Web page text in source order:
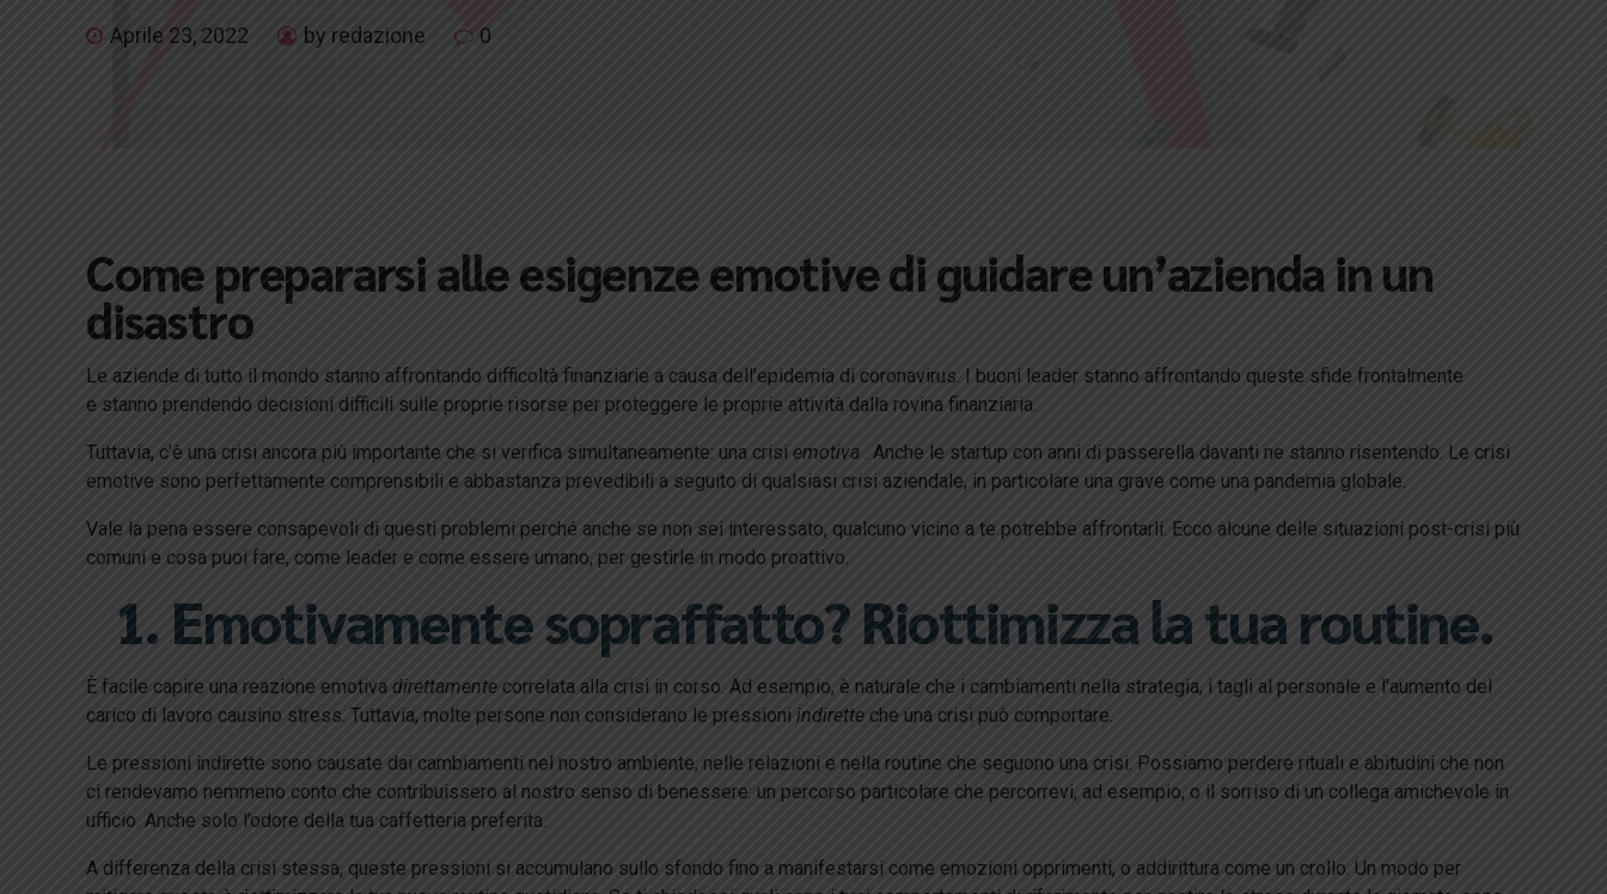
Aprile 23, 2022 by redazione 0
Come prepararsi alle esigenze emotive di guidare un’azienda in un
disastro
Le aziende di tutto il mondo stanno affrontando difficoltà finanziarie a causa dell’epidemia di coronavirus. I buoni leader stanno affrontando queste sfide frontalmente
e stanno prendendo decisioni difficili sulle proprie risorse per proteggere le proprie attività dalla rovina finanziaria.
Tuttavia, c’è una crisi ancora più importante che si verifica simultaneamente: una crisi emotiva . Anche le startup con anni di passerella davanti ne stanno risentendo. Le crisi
emotive sono perfettamente comprensibili e abbastanza prevedibili a seguito di qualsiasi crisi aziendale, in particolare una grave come una pandemia globale.
Vale la pena essere consapevoli di questi problemi perché anche se non sei interessato, qualcuno vicino a te potrebbe affrontarli. Ecco alcune delle situazioni post-crisi più
comuni e cosa puoi fare, come leader e come essere umano, per gestirle in modo proattivo.
1. Emotivamente sopraffatto? Riottimizza la tua routine.
È facile capire una reazione emotiva direttamente correlata alla crisi in corso. Ad esempio, è naturale che i cambiamenti nella strategia, i tagli al personale e l’aumento del
carico di lavoro causino stress. Tuttavia, molte persone non considerano le pressioni indirette che una crisi può comportare.
Le pressioni indirette sono causate dai cambiamenti nel nostro ambiente, nelle relazioni e nella routine che seguono una crisi. Possiamo perdere rituali e abitudini che non
ci rendevamo nemmeno conto che contribuissero al nostro senso di benessere: un percorso particolare che percorrevi, ad esempio, o il sorriso di un collega amichevole in
ufficio. Anche solo l’odore della tua caffetteria preferita.
A differenza della crisi stessa, queste pressioni si accumulano sullo sfondo fino a manifestarsi come emozioni opprimenti, o addirittura come un crollo. Un modo per